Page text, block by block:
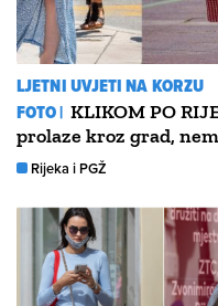
LJETNI UVJETI NA KORZU
FOTO | KLIKOM PO
prolaze kroz grad,
Rijeka i PGŽ